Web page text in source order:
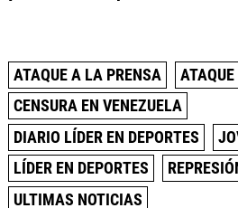
ATAQUE A LA PRENSA
CENSURA EN VENEZUELA
DIARIO LÍDER EN DEPORTES
LÍDER EN DEPORTES
ULTIMAS NOTICIAS